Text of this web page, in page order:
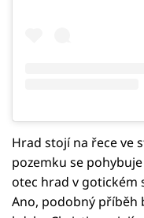
Hrad stojí na řece ve
pozemku se
otec hrad v gotickém
Ano, podobný příběh